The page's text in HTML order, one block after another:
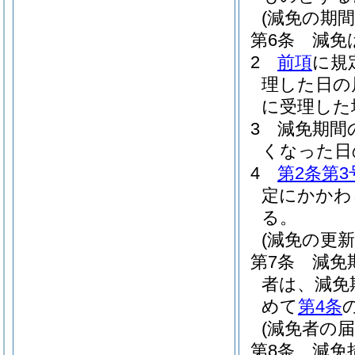
(減免の期
第6条
減免
2
前項に規
理した日
に受理し
3
減免期間
くなった
4
第2条第3
定にかか
る。
(減免の更
第7条
減免
者は、減
めて第4条
(減免者の
第8条
減免